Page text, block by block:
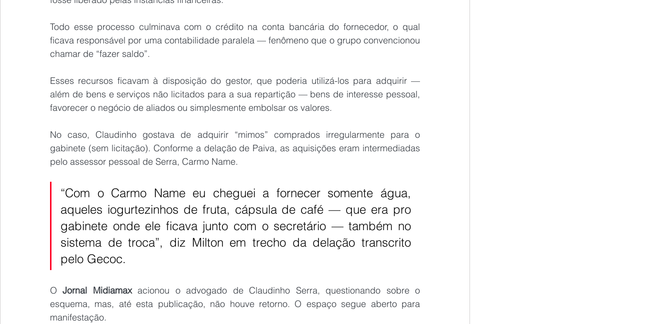
Todo esse processo culminava com o crédito na conta bancária do fornecedor, o qual
ficava responsável por uma contabilidade paralela — fenômeno que o grupo convencionou
chamar de “fazer saldo”.
Esses recursos ficavam à disposição do gestor, que poderia utilizá-los para adquirir —
além de bens e serviços não licitados para a sua repartição — bens de interesse pessoal,
favorecer o negócio de aliados ou simplesmente embolsar os valores.
No caso, Claudinho gostava de adquirir “mimos” comprados irregularmente para o
gabinete (sem licitação). Conforme a delação de Paiva, as aquisições eram intermediadas
pelo assessor pessoal de Serra, Carmo Name.
“Com o Carmo Name eu cheguei a fornecer somente água,
aqueles iogurtezinhos de fruta, cápsula de café — que era pro
gabinete onde ele ficava junto com o secretário — também no
sistema de troca”, diz Milton em trecho da delação transcrito
pelo Gecoc.
O Jornal Midiamax acionou o advogado de Claudinho Serra, questionando sobre o
esquema, mas, até esta publicação, não houve retorno. O espaço segue aberto para
manifestação.